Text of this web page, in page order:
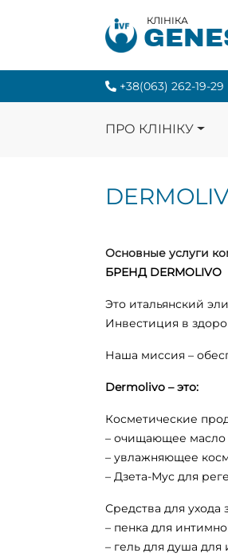
КЛІНІКА
+38(063) 262-19-29
ПРО КЛІНІКУ
Основные услуги
БРЕНД DERMOLIVO
Это итальянский
Инвестиция в
Наша миссия –
Dermolivo – это:
Косметические
– очищающее масло
– увлажняющее
– Дзета-Мус для
Средства для ухода
– пенка для
– гель для душа